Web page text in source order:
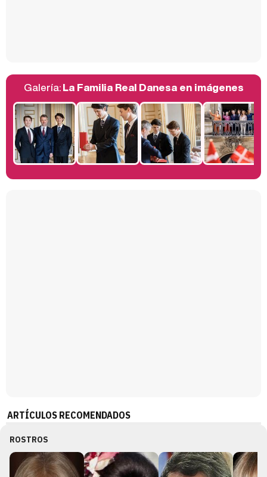
Manu Baqueiro: "Tuve como referente a Bruce Willis en 'Luz de Luna' para mi trabajo en la serie 'Perdiendo el juicio'"
Galería:La Familia Real Danesa en imágenes
ARTÍCULOS RECOMENDADOS
ROSTROS